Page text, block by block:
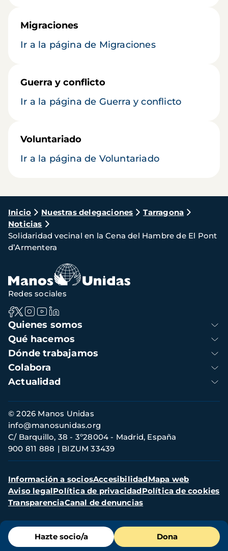
Migraciones
Ir a la página de Migraciones
Guerra y conflicto
Ir a la página de Guerra y conflicto
Voluntariado
Ir a la página de Voluntariado
Ruta
de
navegación
Inicio Nuestras delegaciones
Tarragona
Noticias
Solidaridad vecinal en la Cena del Hambre de El Pont
d’Armentera
Menú
de
Hazte socio/a Dona
Navegación
principal
Quienes somos
Qué hacemos
Dónde trabajamos
Colabora
Actualidad
Redes sociales
Información
de
contacto
© 2026 Manos Unidas
C/ Barquillo, 38 - 3º28004 - Madrid, España
900 811 888
BIZUM 33439
info@manosunidas.org
Menú
secundario
Información a sociosAccesibilidadMapa web
Aviso legalPolítica de privacidadPolítica de cookies
TransparenciaCanal de denuncias